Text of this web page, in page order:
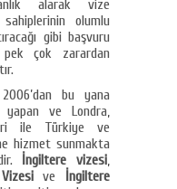
alarak vize
olumlu
gibi başvuru
pek çok zarardan
bu yana
yapan ve Londra,
ile Türkiye ve
hizmet sunmakta
İngiltere vizesi,
ve
İngiltere